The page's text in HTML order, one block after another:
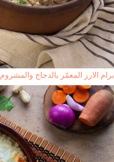
برام الارز المعمّر بالدجاج والمشروم